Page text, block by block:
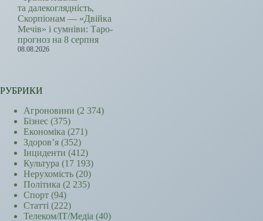
та далекоглядність,
Скорпіонам — «Двійка
Мечів» і сумніви: Таро-
прогноз на 8 серпня
08.08.2026
РУБРИКИ
Агроновини (2 374)
Бізнес (375)
Економіка (271)
Здоров’я (352)
Інциденти (412)
Культура (17 193)
Нерухомість (20)
Політика (2 235)
Спорт (94)
Статті (222)
Телеком/ІТ/Медіа (40)